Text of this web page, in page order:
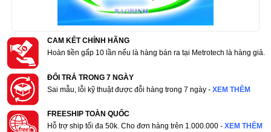
CAM KẾT CHÍNH HÃNG
Hoàn tiền gấp 10 lần nếu là hàng bán ra tại Metrotech là hàng giả.
ĐỔI TRẢ TRONG 7 NGÀY
Sai mẫu, lỗi kỹ thuật được đỗi hàng trong 7 ngày - XEM THÊM
FREESHIP TOÀN QUỐC
Hỗ trợ ship tối đa 50k. Cho đơn hàng trên 1.000.000 - XEM THÊM